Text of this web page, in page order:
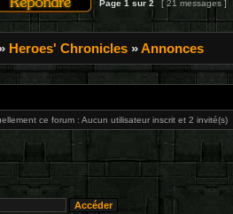
Page 1 sur 2 [ 21 messages ]
Heroes' Chronicles »Annonces
ce forum : Aucun utilisateur inscrit et 2 invité(s)